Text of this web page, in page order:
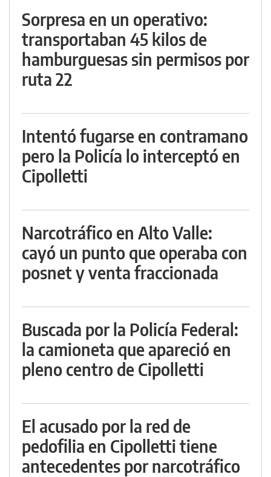
Sorpresa en un operativo:
transportaban 45 kilos de
hamburguesas sin permisos por
ruta 22
Intentó fugarse en contramano
pero la Policía lo interceptó en
Cipolletti
Narcotráfico en Alto Valle:
cayó un punto que operaba con
posnet y venta fraccionada
Buscada por la Policía Federal:
la camioneta que apareció en
pleno centro de Cipolletti
El acusado por la red de
pedofilia en Cipolletti tiene
antecedentes por narcotráfico